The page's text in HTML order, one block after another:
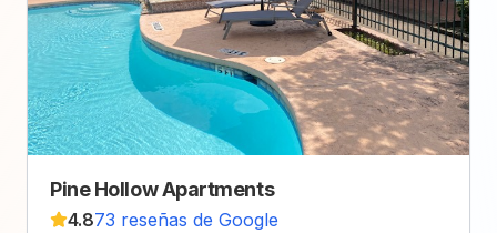
Pine Hollow Apartments
4.873 reseñas de Google